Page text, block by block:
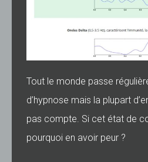
Tout le monde passe
d’hypnose mais la plupart
pas compte. Si cet état de
pourquoi en avoir peur ?